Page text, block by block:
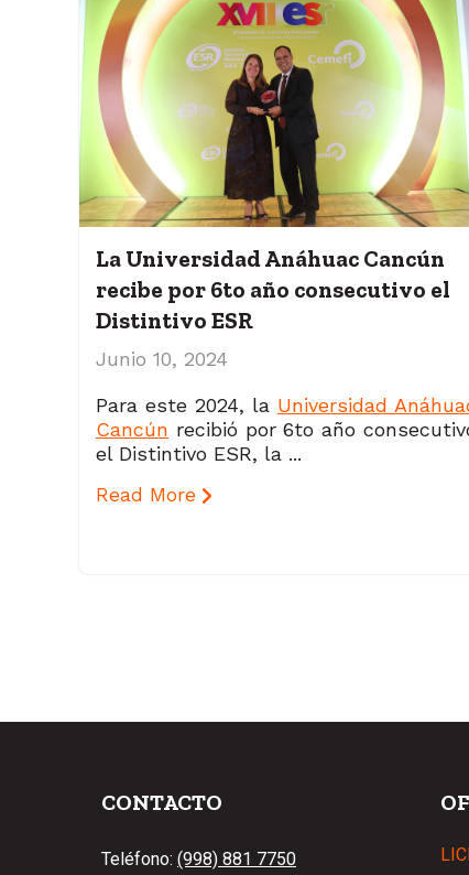
La Universidad Anáhuac Cancún
recibe por 6to año consecutivo el
Distintivo ESR
Junio 10, 2024
Para este 2024, la Universidad
Cancún recibió por 6to año
el Distintivo ESR, la ...
Read More
CONTACTO
Teléfono: (998) 881 7750